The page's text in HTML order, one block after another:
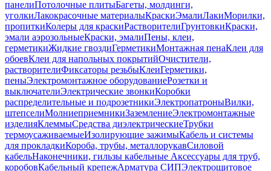
панелиПотолочные плитыБагеты, молдинги,
уголкиЛакокрасочные материалыКраскиЭмалиЛакиМорилки,
пропиткиКолеры для краскиРастворителиГрунтовкиКраски,
эмали аэрозольныеКраски, эмалиПены, клеи,
герметикиЖидкие гвоздиГерметикиМонтажная пенаКлеи для
обоевКлеи для напольных покрытийОчистители,
растворителиФиксаторы резьбыКлеиГерметики,
пеныЭлектромонтажное оборудованиеРозетки и
выключателиЭлектрические звонкиКоробки
распределительные и подрозетникиЭлектропатроныВилки,
штепселиМолниеприемникиЗаземлениеЭлектромонтажные
изделияКлеммыСредства диэлектрическиеТрубки
термоусаживаемыеИзолирующие зажимыКабель и системы
для прокладкиКороба, трубы, металлорукавСиловой
кабельНаконечники, гильзы кабельные Аксессуары для труб,
коробовКабельный крепежАрматура СИПЭлектрощитовое